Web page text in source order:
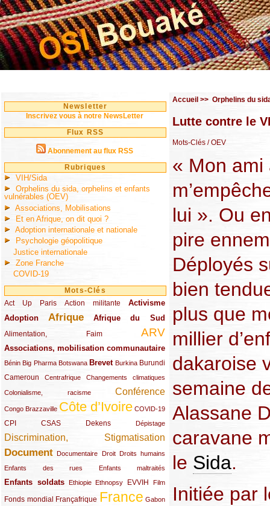
Newsletter
Inscrivez vous à notre NewsLetter
Flux RSS
Abonnement au flux RSS
Rubriques
VIH/Sida
Orphelins du sida, orphelins et enfants
vulnérables (OEV)
Associations, Mobilisations
Et en Afrique, on dit quoi ?
Adoption internationale et nationale
Psychologie géopolitique
Justice internationale
Zone Franche
COVID-19
Mots-Clés
Act Up Paris
(49/289) Action militante
(32/289) Activisme
(73/289)
Adoption
(82/289) Afrique
(161/289) Afrique du Sud
(73/289)
Alimentation, Faim
(48/289) ARV
(203/289)
Associations, mobilisation communautaire
(65/289)
Bénin
(13/289)Big Pharma
(16/289) Botswana
(9/289) Brevet
(83/289) Burkina
(18/289) Burundi
(30/289)
Cameroun
(47/289) Centrafrique
(23/289) Changements climatiques
(10/289)
Colonialisme, racisme
(19/289) Conférence
(118/289)
Congo Brazzaville
(24/289) Côte d’Ivoire
(263/289) COVID-19
(13/289)
CPI
(48/289) CSAS
(32/289) Dekens
(29/289) Dépistage
(19/289)
Discrimination, Stigmatisation
(131/289)
Document
(145/289) Documentaire
(9/289) Droit
(20/289) Droits humains
(22/289)
Enfants des rues
(21/289) Enfants maltraités
(10/289)
Enfants soldats
(68/289) Ethiopie
(12/289) Ethnopsy
(15/289) EVVIH
(55/289) Film
(22/289)
Fonds mondial
(48/289) Françafrique
(39/289) France
(289/289) Gabon
(12/289)
Accueil >> Orphelins du
Lutte contre le
Mots-Clés / OEV
« Mon
lui ». Ou
pire
Déployés
bien
plus que
millier
dakaroise
semaine
Alassane
caravane
le Sida.
Initiée par